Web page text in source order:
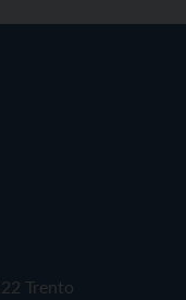
Trento